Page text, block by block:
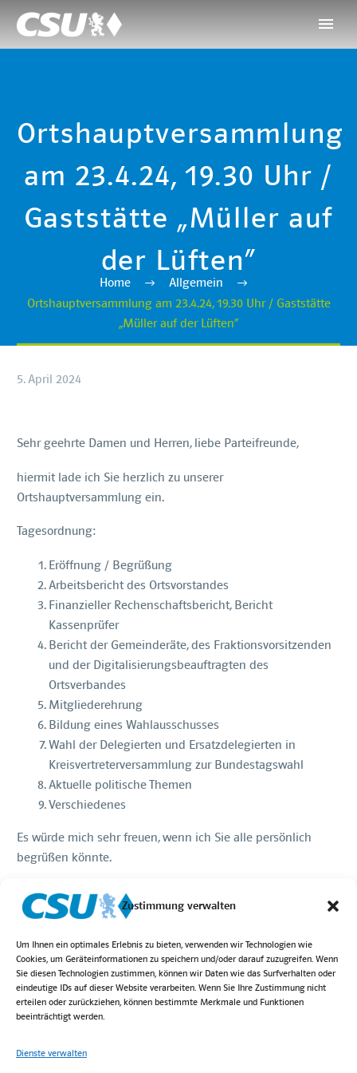
Zustimmung verwalten
Um Ihnen ein optimales Erlebnis zu bieten, verwenden wir Technologien wie
Cookies, um Geräteinformationen zu speichern und/oder darauf zuzugreifen. Wenn
Sie diesen Technologien zustimmen, können wir Daten wie das Surfverhalten oder
eindeutige IDs auf dieser Website verarbeiten. Wenn Sie Ihre Zustimmung nicht
erteilen oder zurückziehen, können bestimmte Merkmale und Funktionen
beeinträchtigt werden.
Dienste verwalten
Ortshauptversammlung
am 23.4.24, 19.30 Uhr /
Gaststätte „Müller auf
der Lüften“
Home
Allgemein
Ortshauptversammlung am 23.4.24, 19.30 Uhr / Gaststätte
„Müller auf der Lüften“
5. April 2024
Sehr geehrte Damen und Herren, liebe Parteifreunde,
hiermit lade ich Sie herzlich zu unserer
Ortshauptversammlung ein.
Tagesordnung:
Eröffnung / Begrüßung
Arbeitsbericht des Ortsvorstandes
Finanzieller Rechenschaftsbericht, Bericht
Kassenprüfer
Bericht der Gemeinderäte, des Fraktionsvorsitzenden
und der Digitalisierungsbeauftragten des
Ortsverbandes
Mitgliederehrung
Bildung eines Wahlausschusses
Wahl der Delegierten und Ersatzdelegierten in
Kreisvertreterversammlung zur Bundestagswahl
Aktuelle politische Themen
Verschiedenes
Es würde mich sehr freuen, wenn ich Sie alle persönlich
begrüßen könnte.
Mit freundlichen Grüßen,
T.Haberger, Vorsitzender